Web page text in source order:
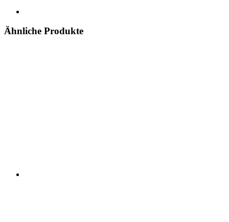
Ähnliche Produkte